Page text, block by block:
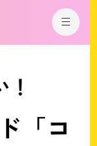
！
ド 「コ